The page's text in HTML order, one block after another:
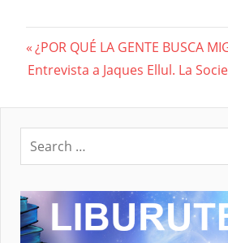
Navegación
de
entradas
Previous
Post:
¿POR QUÉ LA GENTE BUSCA
Next
Entrevista a Jaques Ellul. La